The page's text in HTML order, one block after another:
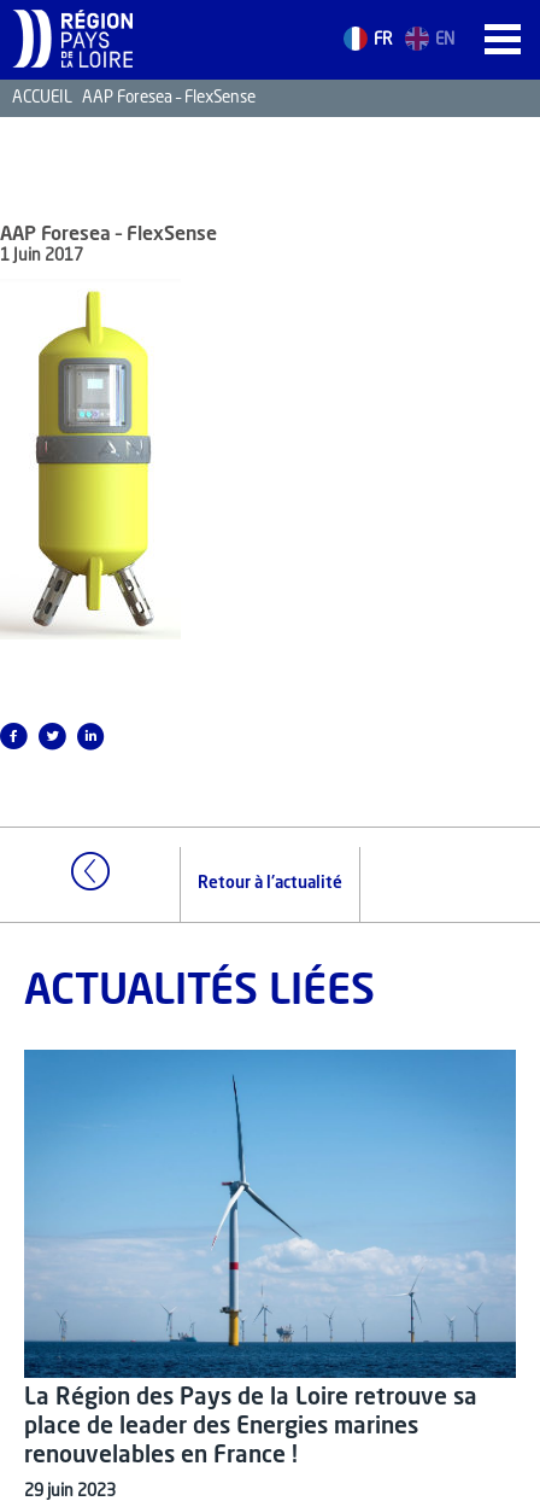
FR EN
ACCUEIL AAP Foresea – FlexSense
AAP Foresea – FlexSense
1 Juin 2017
Retour à l'actualité
ACTUALITÉS LIÉES
La Région des Pays de la Loire retrouve sa
place de leader des Energies marines
renouvelables en France !
29 juin 2023